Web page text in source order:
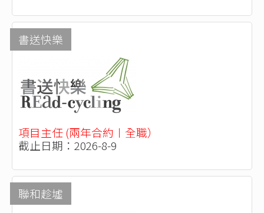
書送快樂
項目主任 (兩年合約〡全職）
截止日期：2026-8-9
聯和趁墟